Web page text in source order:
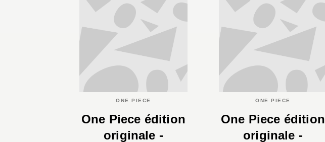
ONE PIECE
One Piece édition
originale -
ONE PIECE
One Piece édition
originale -